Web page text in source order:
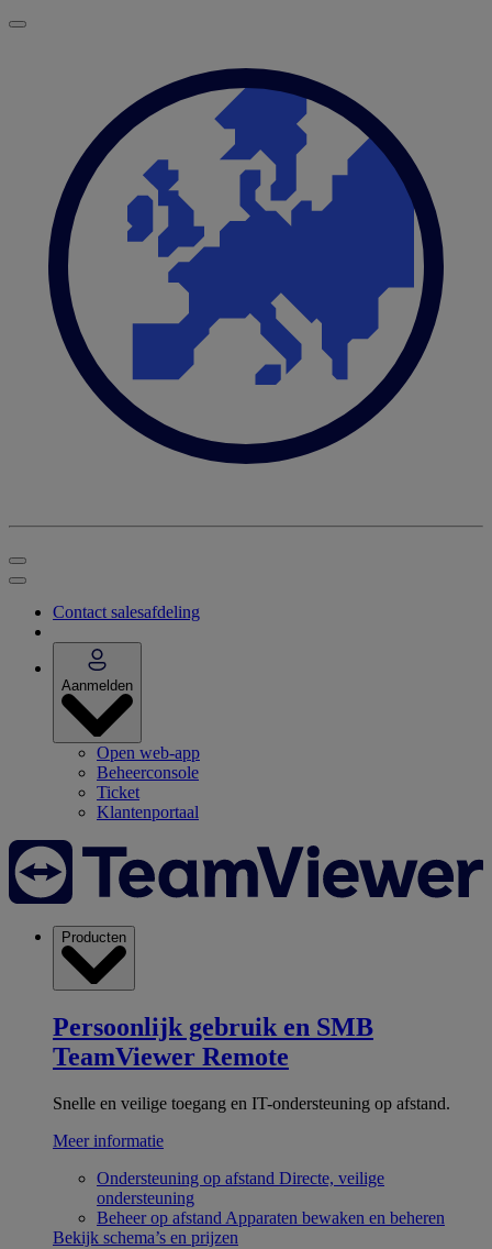
Contact salesafdeling
Aanmelden
Open web-app
Beheerconsole
Ticket
Klantenportaal
Producten
Persoonlijk gebruik en SMB
TeamViewer Remote
Snelle en veilige toegang en IT-ondersteuning op afstand.
Meer informatie
Ondersteuning op afstand Directe, veilige
ondersteuning
Beheer op afstand Apparaten bewaken en beheren
Bekijk schema’s en prijzen